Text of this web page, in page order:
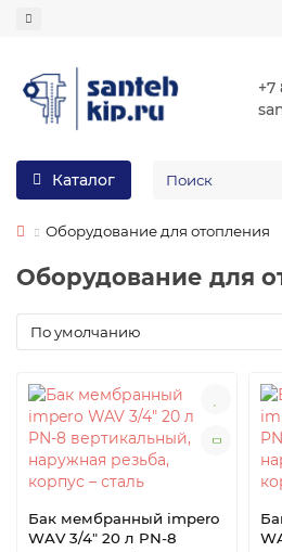
+7
Каталог
Оборудование для отопления
Оборудование для
Бак мембранный impero
WAV 3/4″ 20 л PN-8